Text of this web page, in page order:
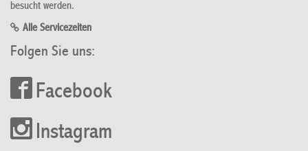
besucht werden.
Alle Servicezeiten
Folgen Sie uns:
Facebook
Instagram